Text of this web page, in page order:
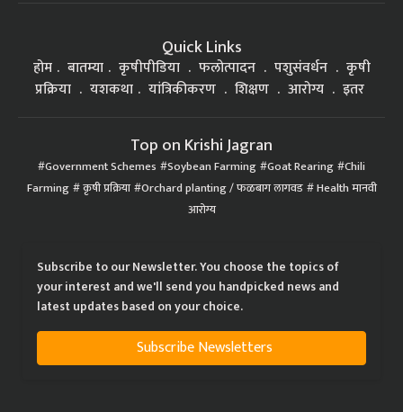
Quick Links
होम बातम्या कृषीपीडिया फलोत्पादन पशुसंवर्धन
कृषी
प्रक्रिया
यशकथा यांत्रिकीकरण शिक्षण आरोग्य इतर
Top on Krishi Jagran
Government Schemes Soybean Farming Goat Rearing Chili
Farming कृषी प्रक्रिया Orchard planting / फळबाग लागवड Health मानवी
आरोग्य
Subscribe to our Newsletter. You choose the topics of
your interest and we'll send you handpicked news and
latest updates based on your choice.
Subscribe Newsletters